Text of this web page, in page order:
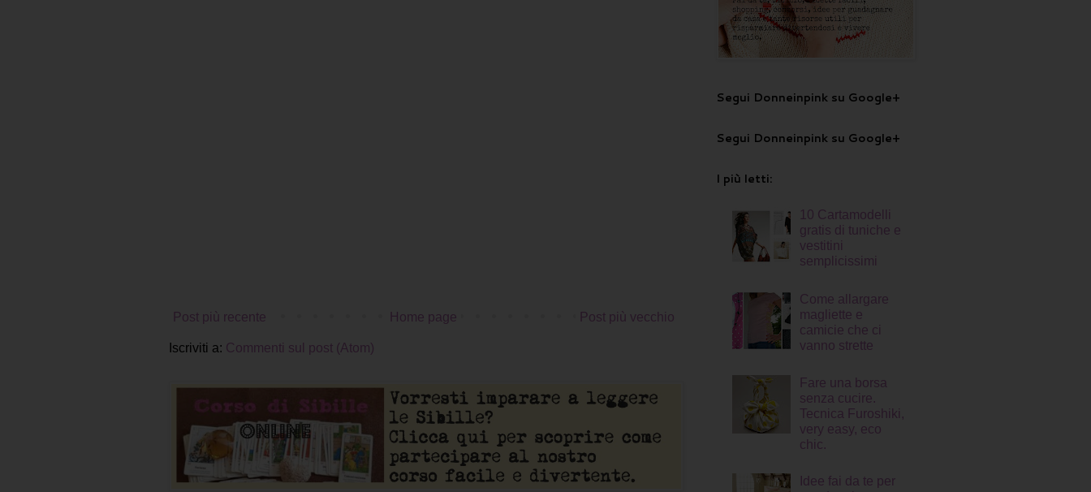
Post più recente Post più vecchio
Home page
Iscriviti a: Commenti sul post (Atom)
Segui Donneinpink su Google+
Segui Donneinpink su Google+
I più letti:
10 Cartamodelli
gratis di tuniche e
vestitini
semplicissimi
Come allargare
magliette e
camicie che ci
vanno strette
Fare una borsa
senza cucire.
Tecnica Furoshiki,
very easy, eco
chic.
Idee fai da te per